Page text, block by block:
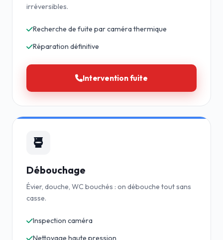
irréversibles.
Recherche de fuite par caméra thermique
Réparation définitive
Intervention fuite
Débouchage
Évier, douche, WC bouchés : on débouche tout sans
casse.
Inspection caméra
Nettoyage haute pression